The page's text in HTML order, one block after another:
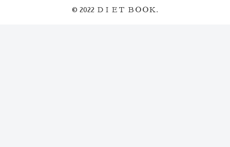
© 2022 ＤＩＥＴ ＢＯＯＫ.